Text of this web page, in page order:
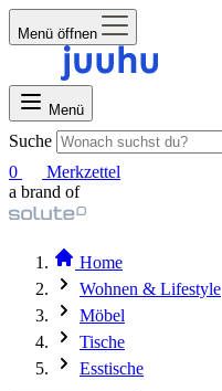
Menü öffnen
Menü
Suche
0
Merkzettel
a brand of
Home
Wohnen & Lifestyle
Möbel
Tische
Esstische